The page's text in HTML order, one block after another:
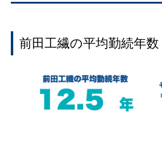
前田工繊の平均勤続年数